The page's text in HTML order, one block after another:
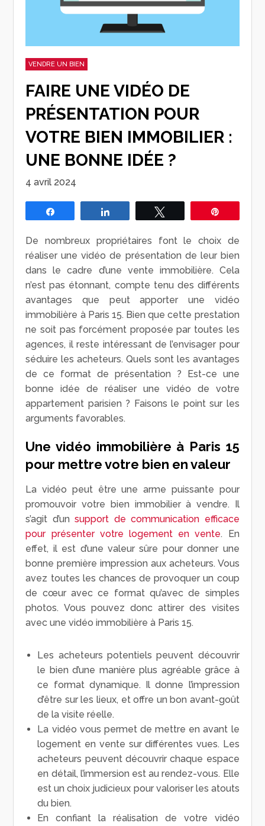
VENDRE UN BIEN
FAIRE UNE VIDÉO DE
PRÉSENTATION POUR
VOTRE BIEN IMMOBILIER :
UNE BONNE IDÉE ?
4 avril 2024
De nombreux propriétaires font le choix de
réaliser une vidéo de présentation de leur bien
dans le cadre d’une vente immobilière. Cela
n’est pas étonnant, compte tenu des différents
avantages que peut apporter une vidéo
immobilière à Paris 15. Bien que cette prestation
ne soit pas forcément proposée par toutes les
agences, il reste intéressant de l’envisager pour
séduire les acheteurs. Quels sont les avantages
de ce format de présentation ? Est-ce une
bonne idée de réaliser une vidéo de votre
appartement parisien ? Faisons le point sur les
arguments favorables.
Une vidéo immobilière à Paris 15
pour mettre votre bien en valeur
La vidéo peut être une arme puissante pour
promouvoir votre bien immobilier à vendre. Il
s’agit d’unsupport de communication efficace
pour présenter votre logement en vente. En
effet, il est d’une valeur sûre pour donner une
bonne première impression aux acheteurs. Vous
avez toutes les chances de provoquer un coup
de cœur avec ce format qu’avec de simples
photos. Vous pouvez donc attirer des visites
avec une vidéo immobilière à Paris 15.
Les acheteurs potentiels peuvent découvrir
le bien d’une manière plus agréable grâce à
ce format dynamique. Il donne l’impression
d’être sur les lieux, et offre un bon avant-goût
de la visite réelle.
La vidéo vous permet de mettre en avant le
logement en vente sur différentes vues. Les
acheteurs peuvent découvrir chaque espace
en détail, l’immersion est au rendez-vous. Elle
est un choix judicieux pour valoriser les atouts
du bien.
En confiant la réalisation de votre vidéo